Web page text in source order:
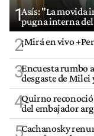
1Asís: "La movida
pugna interna
2¡Mirá en vivo
3Encuesta rumbo
desgaste de Milei
4Quirno
del embajador
5Cachanosky